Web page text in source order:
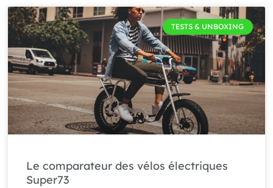
TESTS & UNBOXING
Le comparateur des vélos électriques
Super73